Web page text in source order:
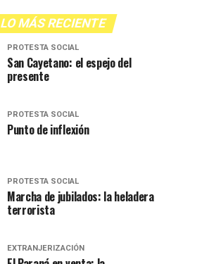
LO MÁS RECIENTE
PROTESTA SOCIAL
San Cayetano: el espejo del
presente
PROTESTA SOCIAL
Punto de inflexión
PROTESTA SOCIAL
Marcha de jubilados: la heladera
terrorista
EXTRANJERIZACIÓN